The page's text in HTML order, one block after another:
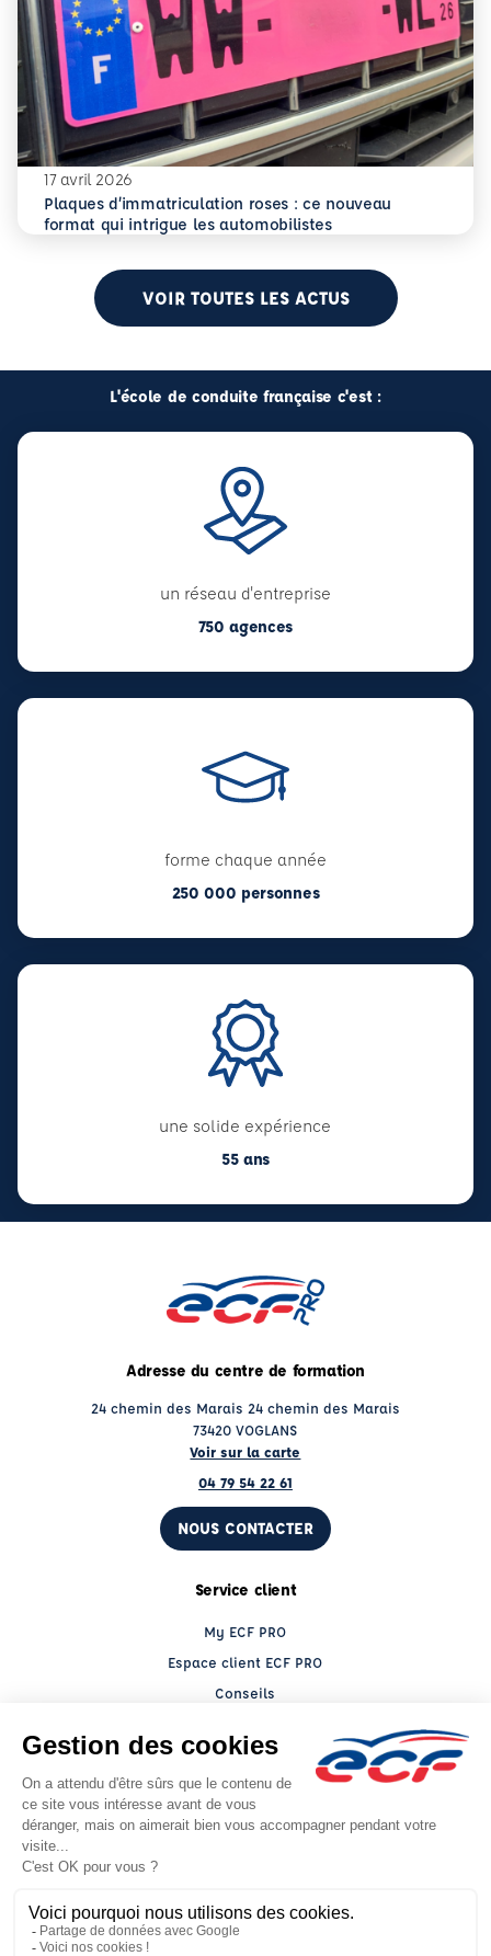
17 avril 2026
Plaques d’immatriculation roses : ce nouveau
format qui intrigue les automobilistes
En savoir plus
Plaques d’immatriculation roses : ce nouveau format
VOIR TOUTES LES ACTUS
L'école de conduite française c'est :
un réseau d'entreprise
750 agences
forme chaque année
250 000 personnes
une solide expérience
55 ans
Adresse du centre de formation
24 chemin des Marais 24 chemin des Marais
73420 VOGLANS
Voir sur la carte
04 79 54 22 61
NOUS CONTACTER
Service client
My ECF PRO
Espace client ECF PRO
Conseils
Le groupe ECF
Présentation
Trouver un centre
Actualités